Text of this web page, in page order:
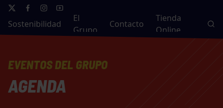
Sostenibilidad
El
Grupo
Contacto
Tienda
Online
EVENTOS DEL GRUPO
AGENDA